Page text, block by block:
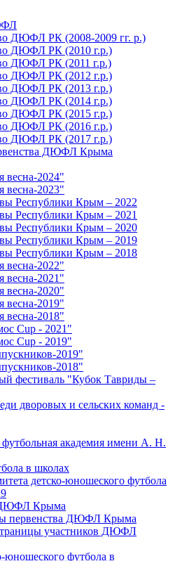
ДЮФЛ РК (2008-2009 гг. р.)
ДЮФЛ РК (2010 г.р.)
ДЮФЛ РК (2011 г.р.)
ДЮФЛ РК (2012 г.р.)
ДЮФЛ РК (2013 г.р.)
ДЮФЛ РК (2014 г.р.)
ДЮФЛ РК (2015 г.р.)
ДЮФЛ РК (2016 г.р.)
ДЮФЛ РК (2017 г.р.)
ДЮФЛ Крыма
весна-2024"
весна-2023"
Республики Крым – 2022
Республики Крым – 2021
Республики Крым – 2020
Республики Крым – 2019
Республики Крым – 2018
весна-2022"
весна-2021"
весна-2020"
весна-2019"
весна-2018"
Cup - 2021"
Cup - 2019"
2019"
2018"
фестиваль "Кубок Тавриды –
дворовых и сельских команд -
академия имени А. Н.
в школах
детско-юношеского футбола
Крыма
первенства ДЮФЛ Крыма
участников ДЮФЛ
юношеского футбола в